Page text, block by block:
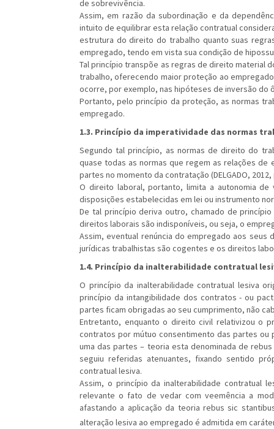
de sobrevivência.
Assim, em razão da subordinação e da
intuito de equilibrar esta relação contratual
estrutura do direito do trabalho quanto suas
empregado, tendo em vista sua condição de
Tal princípio transpõe as regras de direito material
trabalho, oferecendo maior proteção ao
ocorre, por exemplo, nas hipóteses de inversão do
Portanto, pelo princípio da proteção, as normas
empregado.
1.3. Princípio da imperatividade das normas
Segundo tal princípio, as normas de direito do
quase todas as normas que regem as relações
partes no momento da contratação (DELGADO, 2012,
O direito laboral, portanto, limita a autonomia
disposições estabelecidas em lei ou instrumento
De tal princípio deriva outro, chamado de
direitos laborais são indisponíveis, ou seja, o
Assim, eventual renúncia do empregado aos
jurídicas trabalhistas são cogentes e os direitos
1.4. Princípio da inalterabilidade contratual
O princípio da inalterabilidade contratual lesiva
princípio da intangibilidade dos contratos - ou
partes ficam obrigadas ao seu cumprimento, não
Entretanto, enquanto o direito civil relativizou o
contratos por mútuo consentimento das partes ou
uma das partes – teoria esta denominada de rebus
seguiu referidas atenuantes, fixando sentido
contratual lesiva.
Assim, o princípio da inalterabilidade contratual
relevante o fato de vedar com veemência a
afastando a aplicação da teoria rebus sic
alteração lesiva ao empregado é admitida em